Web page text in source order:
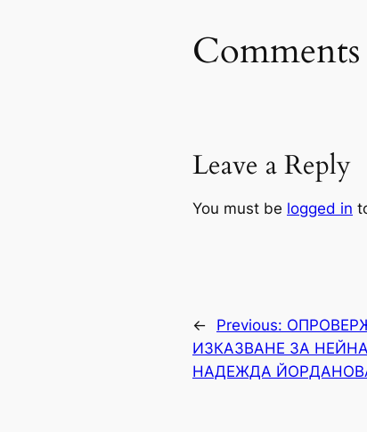
Comments
Leave a Reply
You must be logged in
← Previous:
ИЗКАЗВАНЕ ЗА
НАДЕЖДА